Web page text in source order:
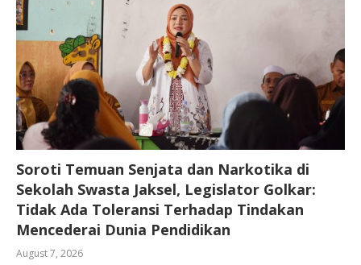
Soroti Temuan Senjata dan Narkotika di
Sekolah Swasta Jaksel, Legislator Golkar:
Tidak Ada Toleransi Terhadap Tindakan
Mencederai Dunia Pendidikan
August 7, 2026